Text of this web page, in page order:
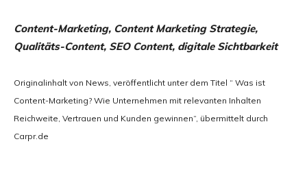
Content-Marketing, Content Marketing Strategie,
Qualitäts-Content, SEO Content, digitale Sichtbarkeit
Originalinhalt von News, veröffentlicht unter dem Titel “ Was ist
Content-Marketing? Wie Unternehmen mit relevanten Inhalten
Reichweite, Vertrauen und Kunden gewinnen“, übermittelt durch
Carpr.de